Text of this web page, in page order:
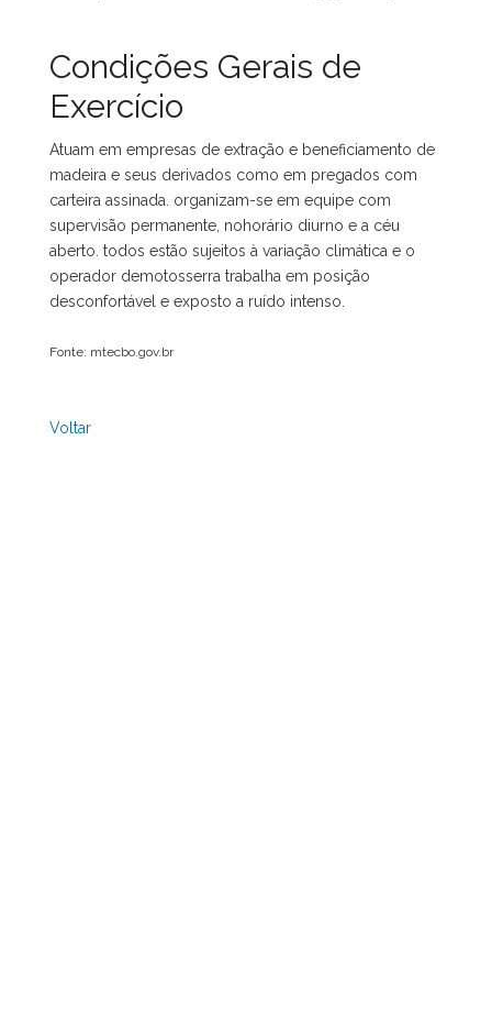
Condições Gerais de
Exercício
Atuam em empresas de extração e beneficiamento de
madeira e seus derivados como em pregados com
carteira assinada. organizam-se em equipe com
supervisão permanente, nohorário diurno e a céu
aberto. todos estão sujeitos à variação climática e o
operador demotosserra trabalha em posição
desconfortável e exposto a ruído intenso.
Fonte: mtecbo.gov.br
Voltar